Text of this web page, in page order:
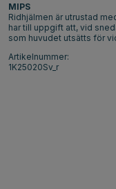
MIPS
Ridhjälmen är utrustad
har till uppgift att, vid
som huvudet utsätts för
Artikelnummer:
1K25020Sv_r